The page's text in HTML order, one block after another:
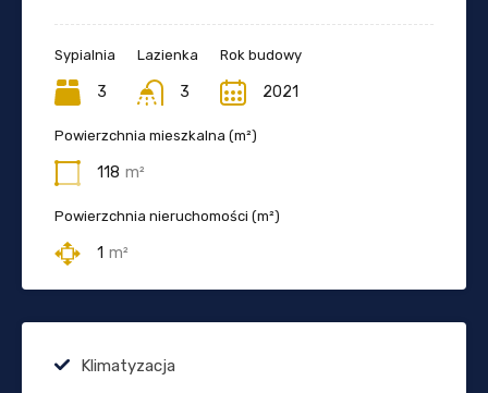
Sypialnia
3
Lazienka
3
Rok budowy
2021
Powierzchnia mieszkalna (m²)
118 m²
Powierzchnia nieruchomości (m²)
1 m²
Klimatyzacja